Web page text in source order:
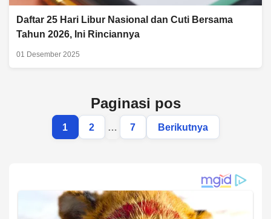
Daftar 25 Hari Libur Nasional dan Cuti Bersama
Tahun 2026, Ini Rinciannya
01 Desember 2025
Paginasi pos
1 2 … 7 Berikutnya